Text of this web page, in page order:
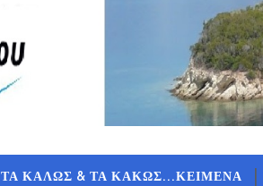
ΤΑ ΚΑΛΩΣ & ΤΑ ΚΑΚΩΣ...ΚΕΙΜΕΝΑ